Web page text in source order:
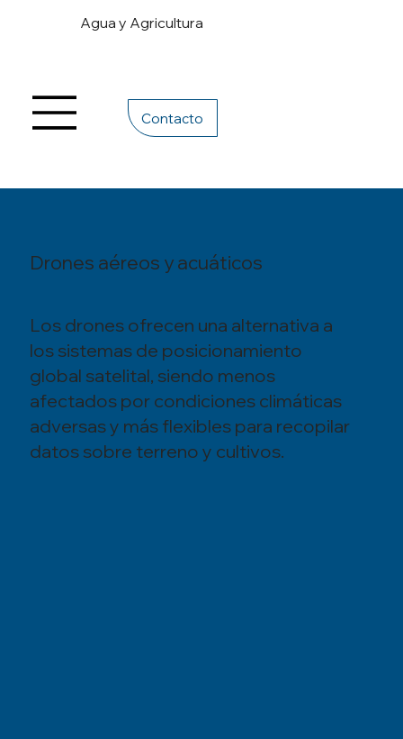
Agua y Agricultura
Contacto
Drones aéreos y acuáticos
Los drones ofrecen una alternativa a
los sistemas de posicionamiento
global satelital, siendo menos
afectados por condiciones climáticas
adversas y más flexibles para recopilar
datos sobre terreno y cultivos.